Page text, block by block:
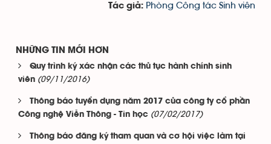
Tác giả: Phòng Công tác Sinh viên
NHỮNG TIN MỚI HƠN
Quy trình ký xác nhận các thủ tục hành chính sinh
viên (09/11/2016)
Thông báo tuyển dụng năm 2017 của công ty cổ phần
Công nghệ Viễn Thông - Tin học (07/02/2017)
Thông báo đăng ký tham quan và cơ hội việc làm tại